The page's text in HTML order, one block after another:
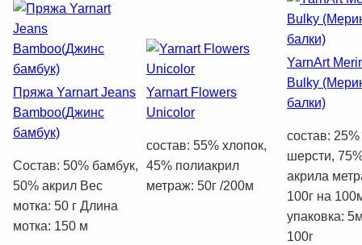
Пряжа Yarnart Jeans
Bamboo(Джинс
бамбук)
Состав: 50% бамбук,
50% акрил Вес
мотка: 50 г Длина
мотка: 150 м
Yarnart Flowers
Unicolor
состав: 55% хлопок,
45% полиакрил
метраж: 50г /200м
YarnArt
Bulky
балки)
состав: 25%
шерсти,
акрила
100г на
упаковка:
100г